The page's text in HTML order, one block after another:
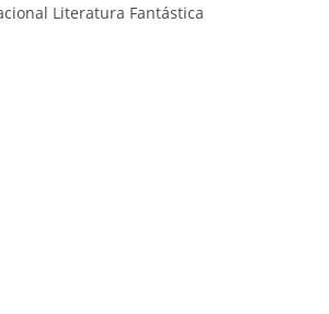
Literatura Fantástica